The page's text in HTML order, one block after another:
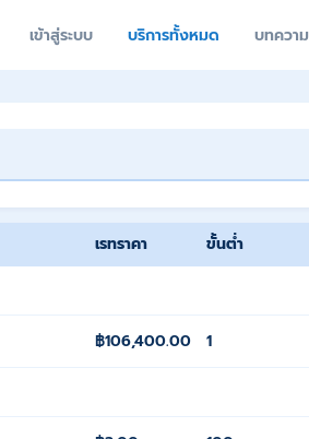
เข้าสู่ระบบ บริการทั้งหมด บทความ
เรทราคา ขั้นต่ำ
฿106,400.00 1